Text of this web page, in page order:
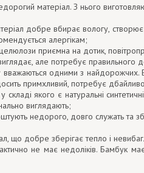
матеріал. З нього
добре вбирає вологу,
алергікам;
приємна на дотик,
але потребує правильного
одними з найдорожчих.
примхливий, потребує
складі якого є натуральні
виглядають;
недорого, довго служать та
що добре зберігає тепло і
не має недоліків. Бамбук